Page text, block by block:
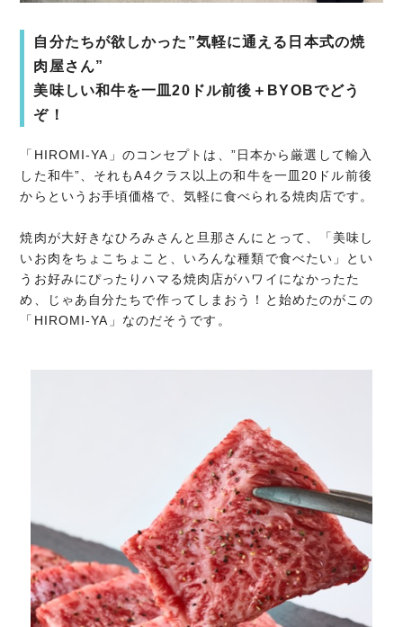
自分たちが欲しかった”気軽に通える日本式の焼
肉屋さん”
美味しい和牛を一皿20ドル前後＋BYOBでどう
ぞ！
「HIROMI-YA」のコンセプトは、”日本から厳選して輸入
した和牛”、それもA4クラス以上の和牛を一皿20ドル前後
からというお手頃価格で、気軽に食べられる焼肉店です。
焼肉が大好きなひろみさんと旦那さんにとって、「美味し
いお肉をちょこちょこと、いろんな種類で食べたい」とい
うお好みにぴったりハマる焼肉店がハワイになかったた
め、じゃあ自分たちで作ってしまおう！と始めたのがこの
「HIROMI-YA」なのだそうです。